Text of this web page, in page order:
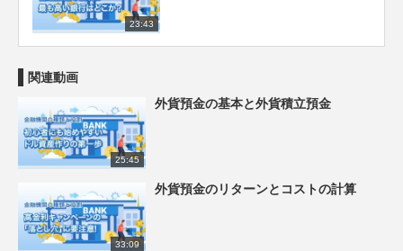
23:43
関連動画
25:45
外貨預金の基本と外貨積立預金
33:09
外貨預金のリターンとコストの計算